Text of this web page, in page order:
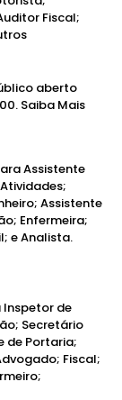
Fiscal;
aberto
Saiba Mais
Assistente
Assistente
Enfermeira;
e Analista.
Inspetor de
Secretário
de Portaria;
Fiscal;